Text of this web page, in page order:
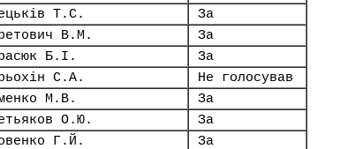
Т.С.
За
В.М.
За
Б.І.
За
С.А.
Не голосував
М.В.
За
О.Ю.
За
Г.Й.
За